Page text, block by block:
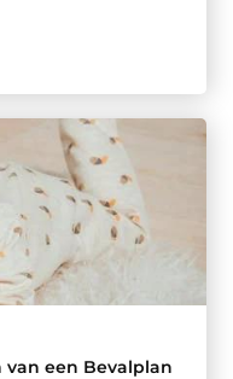
van een Bevalplan